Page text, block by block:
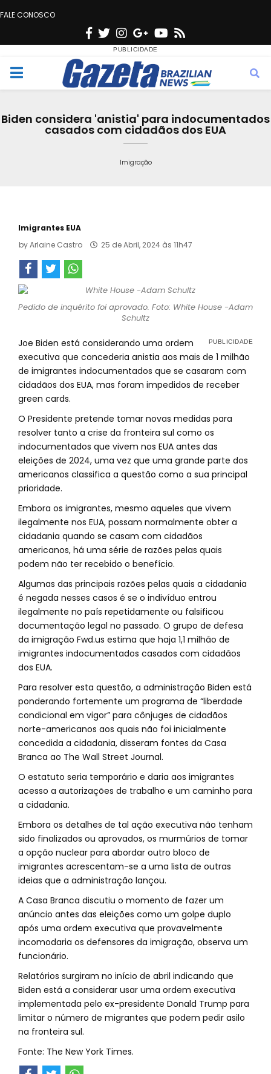
FALE CONOSCO
F
c
e
o
T
w
i
t
e
n
s
t
g
r
a
G
o
o
g
e
Y
u
t
b
s
M
Biden considera 'anistia' para indocumentados
casados com cidadãos dos EUA
Imigração
Imigrantes EUA
byArlaine Castro 25 de Abril, 2024 às 11h47
Pedido de inquérito foi aprovado. Foto: White House -Adam
Schultz
Joe Biden está considerando uma ordem
executiva que concederia anistia aos mais de 1 milhão
de imigrantes indocumentados que se casaram com
cidadãos dos EUA, mas foram impedidos de receber
green cards.
O Presidente pretende tomar novas medidas para
resolver tanto a crise da fronteira sul como os
indocumentados que vivem nos EUA antes das
eleições de 2024, uma vez que uma grande parte dos
americanos classifica a questão como a sua principal
prioridade.
Embora os imigrantes, mesmo aqueles que vivem
ilegalmente nos EUA, possam normalmente obter a
cidadania quando se casam com cidadãos
americanos, há uma série de razões pelas quais
podem não ter recebido o benefício.
Algumas das principais razões pelas quais a cidadania
é negada nesses casos é se o indivíduo entrou
ilegalmente no país repetidamente ou falsificou
documentação legal no passado. O grupo de defesa
da imigração Fwd.us estima que haja 1,1 milhão de
imigrantes indocumentados casados com cidadãos
dos EUA.
Para resolver esta questão, a administração Biden está
ponderando fortemente um programa de “liberdade
condicional em vigor” para cônjuges de cidadãos
norte-americanos aos quais não foi inicialmente
concedida a cidadania, disseram fontes da Casa
Branca ao The Wall Street Journal.
O estatuto seria temporário e daria aos imigrantes
acesso a autorizações de trabalho e um caminho para
a cidadania.
Embora os detalhes de tal ação executiva não tenham
sido finalizados ou aprovados, os murmúrios de tomar
a opção nuclear para abordar outro bloco de
imigrantes acrescentam-se a uma lista de outras
ideias que a administração lançou.
A Casa Branca discutiu o momento de fazer um
anúncio antes das eleições como um golpe duplo
após uma ordem executiva que provavelmente
incomodaria os defensores da imigração, observa um
funcionário.
Relatórios surgiram no início de abril indicando que
Biden está a considerar usar uma ordem executiva
implementada pelo ex-presidente Donald Trump para
limitar o número de migrantes que podem pedir asilo
na fronteira sul.
Fonte: The New York Times.